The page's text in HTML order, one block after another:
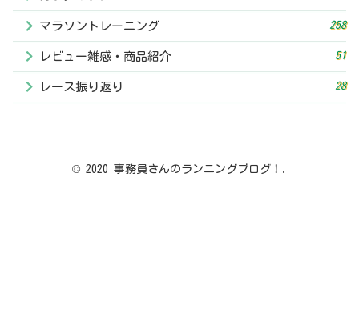
マラソントレーニング 258
レビュー雑感・商品紹介 51
レース振り返り 28
© 2020 事務員さんのランニングブログ！.